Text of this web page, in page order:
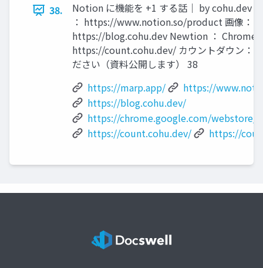
38.
Notion に機能を +1 する話｜ by cohu.dev
： https://www.notion.so/product 画像：
https://blog.cohu.dev Newtion ： Chrome
https://count.cohu.dev/ カウントダウン：
ださい（資料公開します） 38
https://marp.app/
https://
https://blog.cohu.dev/
https://chrome.google.com/
https://count.cohu.dev/
https://